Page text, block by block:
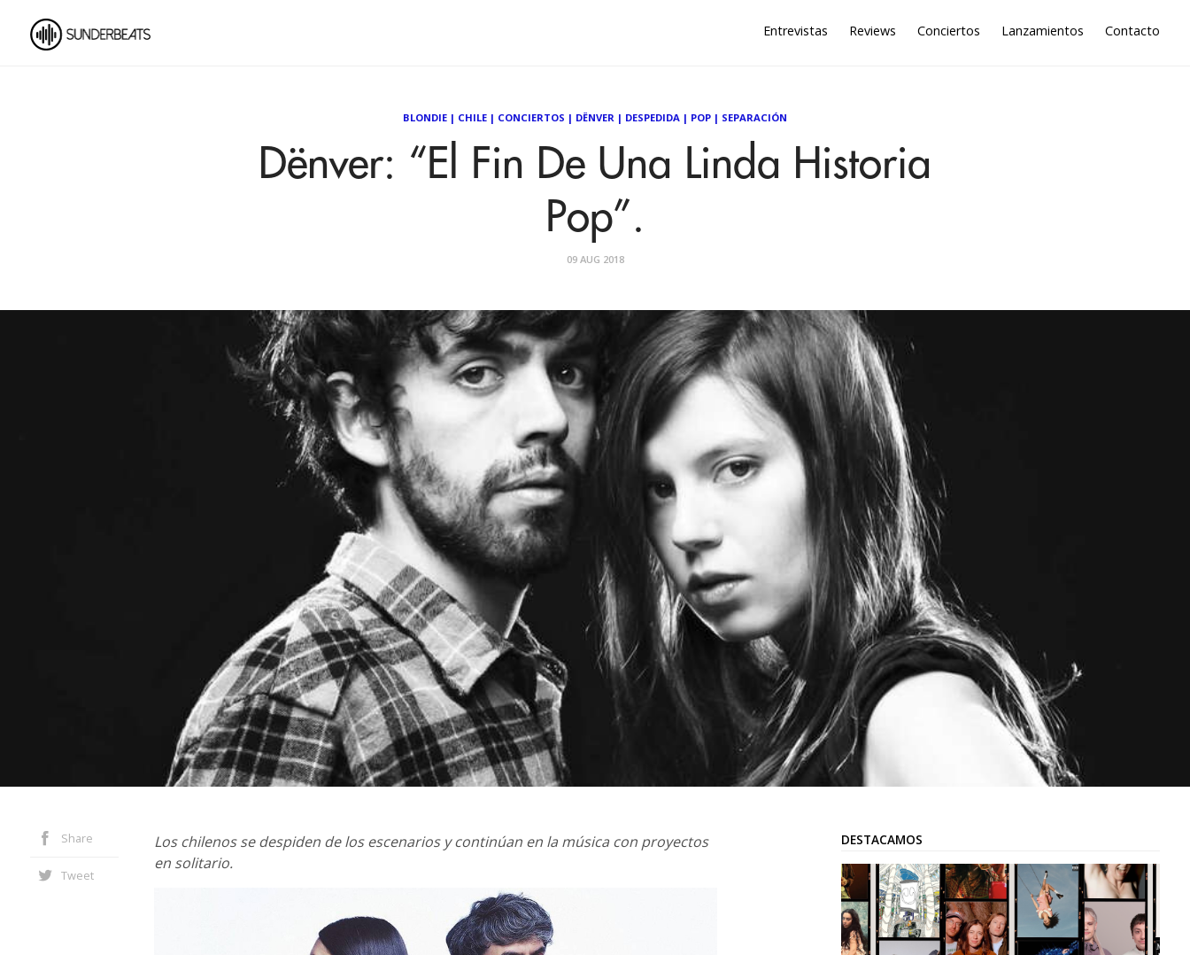
Entrevistas Reviews Conciertos Lanzamientos Contacto
BLONDIE | CHILE | CONCIERTOS | DËNVER | DESPEDIDA | POP | SEPARACIÓN
Dënver: “El Fin De Una Linda Historia
Pop”.
09 AUG 2018
Share
Tweet
Los chilenos se despiden de los escenarios y continúan en la música con proyectos
en solitario.
DESTACAMOS